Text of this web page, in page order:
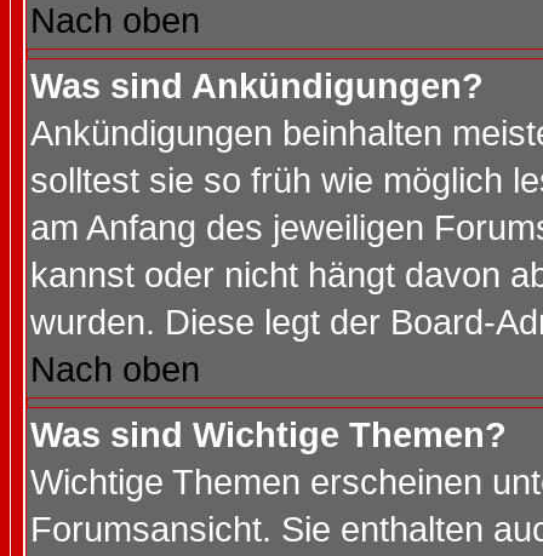
Nach oben
Was sind Ankündigungen?
Ankündigungen beinhalten
solltest sie so früh wie möglich
am Anfang des jeweiligen
kannst oder nicht hängt davon
wurden. Diese legt der Board-
Nach oben
Was sind Wichtige Themen?
Wichtige Themen erscheinen
Forumsansicht. Sie enthalten